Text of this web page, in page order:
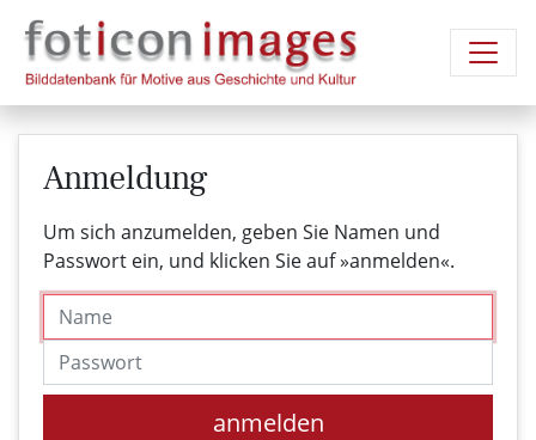
Anmeldung
Um sich anzumelden, geben Sie Namen und
Passwort ein, und klicken Sie auf »anmelden«.
Name
Passwort
anmelden